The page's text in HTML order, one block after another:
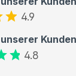
4.9
4.8